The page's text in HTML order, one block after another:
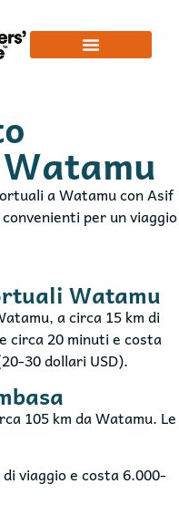
a Watamu con Asif
per un viaggio
Watamu
a circa 15 km di
20 minuti e costa
30 dollari USD).
105 km da Watamu. Le
viaggio e costa 6.000-